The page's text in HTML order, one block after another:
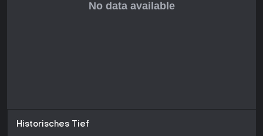
Historisches Tief